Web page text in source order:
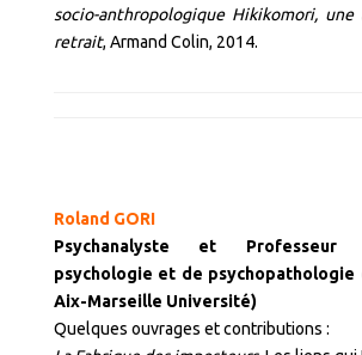
socio-anthropologique Hikikomori, une
retrait, Armand Colin, 2014.
Roland GORI
Psychanalyste et
psychologie et de psychopathologie
Aix-Marseille Université)
Quelques ouvrages et contributions :